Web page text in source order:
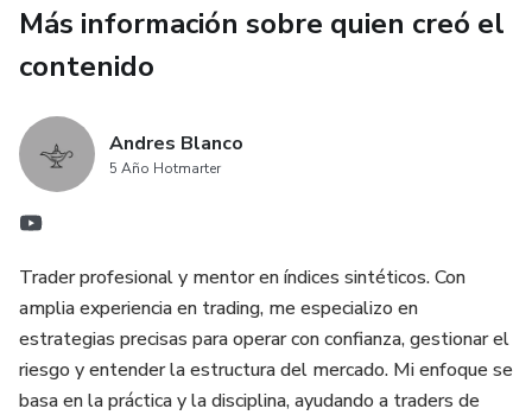
¡Inscríbete ahora!
Más información sobre quien creó el
contenido
Andres Blanco
5 Año Hotmarter
Trader profesional y mentor en índices sintéticos. Con
amplia experiencia en trading, me especializo en
estrategias precisas para operar con confianza, gestionar el
riesgo y entender la estructura del mercado. Mi enfoque se
basa en la práctica y la disciplina, ayudando a traders de